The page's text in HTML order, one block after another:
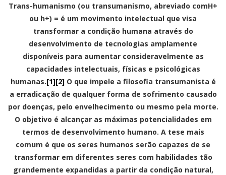
Trans-humanismo (ou transumanismo, abreviado comH+
ou h+) = é um movimento intelectual que visa
transformar a condição humana através do
desenvolvimento de tecnologias amplamente
disponíveis para aumentar consideravelmente as
capacidades intelectuais, físicas e psicológicas
humanas.[1][2] O que impele a filosofia transumanista é
a erradicação de qualquer forma de sofrimento causado
por doenças, pelo envelhecimento ou mesmo pela morte.
O objetivo é alcançar as máximas potencialidades em
termos de desenvolvimento humano. A tese mais
comum é que os seres humanos serão capazes de se
transformar em diferentes seres com habilidades tão
grandemente expandidas a partir da condição natural,